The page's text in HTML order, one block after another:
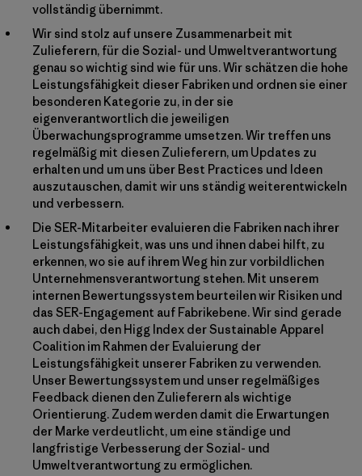
vollständig übernimmt.
Wir sind stolz auf unsere Zusammenarbeit mit
Zulieferern, für die Sozial- und Umweltverantwortung
genau so wichtig sind wie für uns. Wir schätzen die hohe
Leistungsfähigkeit dieser Fabriken und ordnen sie einer
besonderen Kategorie zu, in der sie
eigenverantwortlich die jeweiligen
Überwachungsprogramme umsetzen. Wir treffen uns
regelmäßig mit diesen Zulieferern, um Updates zu
erhalten und um uns über Best Practices und Ideen
auszutauschen, damit wir uns ständig weiterentwickeln
und verbessern.
Die SER-Mitarbeiter evaluieren die Fabriken nach ihrer
Leistungsfähigkeit, was uns und ihnen dabei hilft, zu
erkennen, wo sie auf ihrem Weg hin zur vorbildlichen
Unternehmensverantwortung stehen. Mit unserem
internen Bewertungssystem beurteilen wir Risiken und
das SER-Engagement auf Fabrikebene. Wir sind gerade
auch dabei, den Higg Index der Sustainable Apparel
Coalition im Rahmen der Evaluierung der
Leistungsfähigkeit unserer Fabriken zu verwenden.
Unser Bewertungssystem und unser regelmäßiges
Feedback dienen den Zulieferern als wichtige
Orientierung. Zudem werden damit die Erwartungen
der Marke verdeutlicht, um eine ständige und
langfristige Verbesserung der Sozial- und
Umweltverantwortung zu ermöglichen.